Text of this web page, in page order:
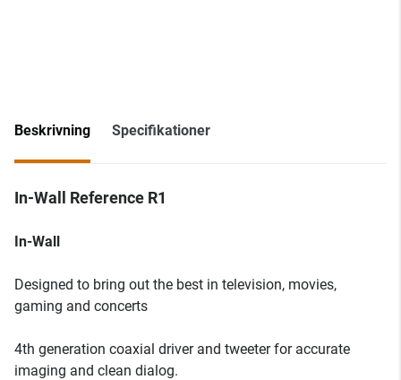
Beskrivning Specifikationer
In-Wall Reference R1
In-Wall
Designed to bring out the best in television, movies,
gaming and concerts
4th generation coaxial driver and tweeter for accurate
imaging and clean dialog.